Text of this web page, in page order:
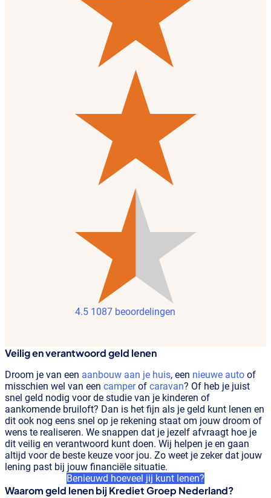
4.5 1087 beoordelingen
Veilig en verantwoord geld lenen
Droom je van een aanbouw aan je huis, een nieuwe auto of
misschien wel van een camperof caravan? Of heb je juist
snel geld nodig voor de studie van je kinderen of
aankomende bruiloft? Dan is het fijn als je geld kunt lenen en
dit ook nog eens snel op je rekening staat om jouw droom of
wens te realiseren. We snappen dat je jezelf afvraagt hoe je
dit veilig en verantwoord kunt doen. Wij helpen je en gaan
altijd voor de beste keuze voor jou. Zo weet je zeker dat jouw
lening past bij jouw financiële situatie.
Benieuwd hoeveel jij kunt lenen?
Waarom geld lenen bij Krediet Groep Nederland?